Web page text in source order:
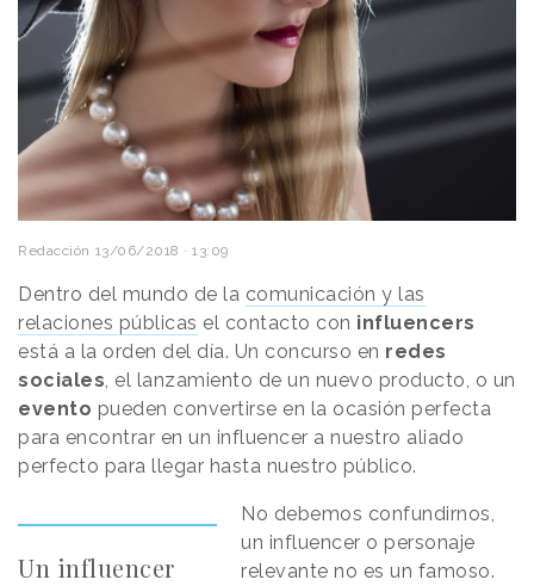
Redacción 13/06/2018 · 13:09
Dentro del mundo de la comunicación y las
relaciones públicas el contacto con influencers
está a la orden del día. Un concurso en redes
sociales, el lanzamiento de un nuevo producto, o un
evento pueden convertirse en la ocasión perfecta
para encontrar en un influencer a nuestro aliado
perfecto para llegar hasta nuestro público.
Un influencer
No debemos confundirnos,
un influencer o personaje
relevante no es un famoso.